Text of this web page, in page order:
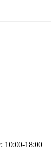
10:00-18:00